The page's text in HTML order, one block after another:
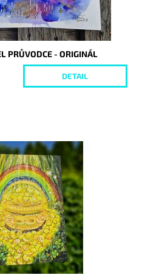
PRŮVODCE - ORIGINÁL
DETAIL
25